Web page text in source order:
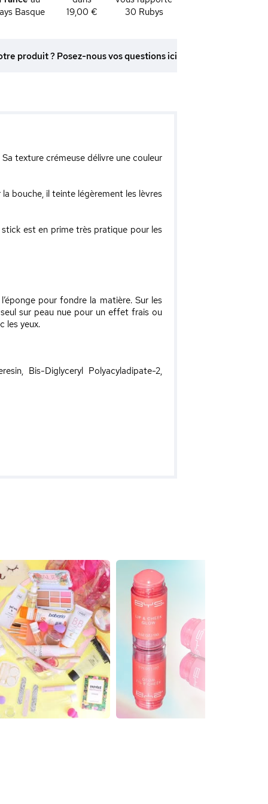
Basque
19,00 €
30 Rubys
produit ? Posez-nous vos questions ici
texture crémeuse délivre une couleur
bouche, il teinte légèrement les lèvres
est en prime très pratique pour les
pour fondre la matière. Sur les
sur peau nue pour un effet frais ou
les yeux.
Bis-Diglyceryl Polyacyladipate-2,